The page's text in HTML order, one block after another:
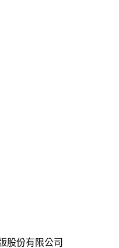
股份有限公司